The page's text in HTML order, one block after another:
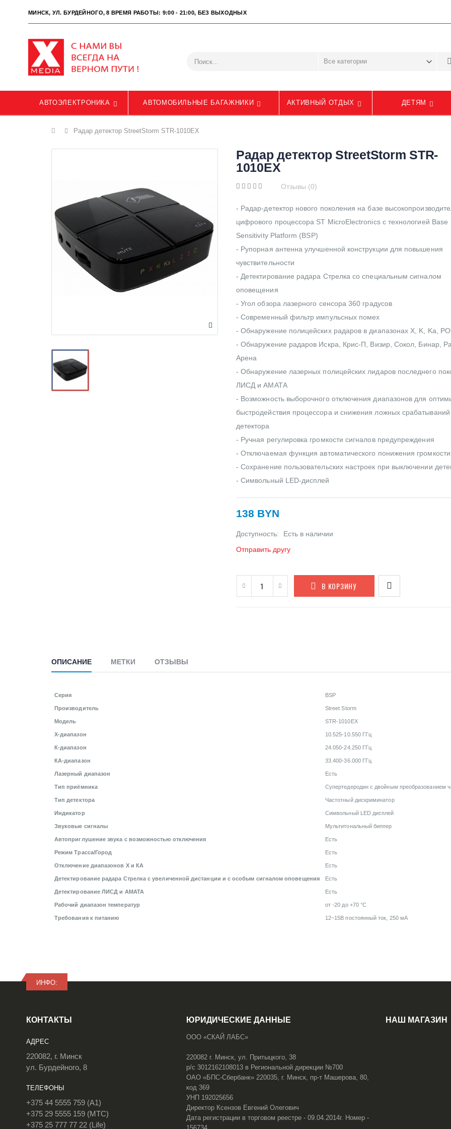
МИНСК, УЛ. БУРДЕЙНОГО, 8 ВРЕМЯ РАБОТЫ: 9:00 - 21:00, БЕЗ ВЫХОДНЫХ
АВТОЭЛЕКТРОНИКА АВТОМОБИЛЬНЫЕ БАГАЖНИКИ АКТИВНЫЙ ОТДЫХ ДЕТЯМ
Главная
Радар детектор StreetStorm STR-1010EX
Радар детектор StreetStorm STR-
1010EX
Отзывы (0)
- Радар-детектор нового поколения на базе
цифрового процессора ST MicroElectronics с технологией Base
Sensitivity Platform (BSP)
- Рупорная антенна улучшенной конструкции для повышения
чувствительности
- Детектирование радара Стрелка со специальным сигналом
оповещения
- Угол обзора лазерного сенсора 360 градусов
- Современный фильтр импульсных помех
- Обнаружение полицейских радаров в диапазонах X, K, Ka,
- Обнаружение радаров Искра, Крис-П, Визир, Сокол, Бинар,
Арена
- Обнаружение лазерных полицейских лидаров последнего
ЛИСД и АМАТА
- Возможность выборочного отключения диапазонов для
быстродействия процессора и снижения ложных срабатываний
детектора
- Ручная регулировка громкости сигналов предупреждения
- Отключаемая функция автоматического понижения громкости
- Сохранение пользовательских настроек при выключении
- Символьный LED-дисплей
138 BYN
Доступность:
Есть в наличии
Отправить другу
В КОРЗИНУ
ОПИСАНИЕ МЕТКИ ОТЗЫВЫ
Серия BSP
Производитель Street Storm
Модель STR-1010EX
X-диапазон 10.525-10.550 ГГц
К-диапазон 24.050-24.250 ГГц
КА-диапазон 33.400-36.000 ГГц
Лазерный диапазон Есть
Тип приёмника Супертедеродин с двойным преобразованием
Тип детектора Частотный дискриминатор
Индикатор Символьный LED дисплей
Звуковые сигналы Мультитональный биппер
Автоприглушение звука с возможностью отключения Есть
Режим Трасса/Город Есть
Отключение диапазонов Х и КА Есть
Детектирование радара Стрелка с увеличенной дистанции и с особым сигналом оповещения Есть
Детектирование ЛИСД и АМАТА Есть
Рабочий диапазон температур от -20 до +70 °С
Требования к питанию 12~15B постоянный ток, 250 мА
ИНФО:
КОНТАКТЫ
АДРЕС
220082, г. Минск
ул. Бурдейного, 8
ТЕЛЕФОНЫ
+375 44 5555 759 (A1)
+375 29 5555 159 (МТС)
+375 25 777 77 22 (Life)
ЮРИДИЧЕСКИЕ ДАННЫЕ
ООО «СКАЙ ЛАБС»
220082 г. Минск, ул. Притыцкого, 38
р/с 3012162108013 в Региональной дирекции №700
ОАО «БПС-Сбербанк» 220035, г. Минск, пр-т Машерова, 80,
код 369
УНП 192025656
Директор Ксензов Евгений Олегович
Дата регистрации в торговом реестре - 09.04.2014г. Номер -
НАШ МАГАЗИН